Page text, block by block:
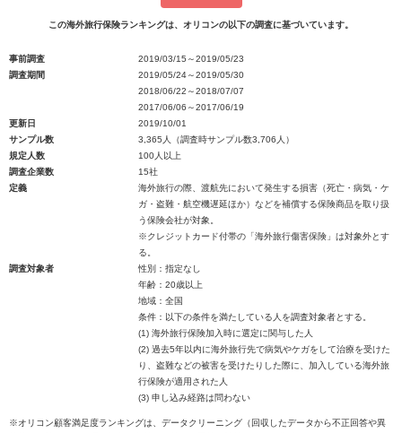
この海外旅行保険ランキングは、オリコンの以下の調査に基づいています。
事前調査
2019/03/15～2019/05/23
調査期間
2019/05/24～2019/05/30
2018/06/22～2018/07/07
2017/06/06～2017/06/19
更新日
2019/10/01
サンプル数
3,365人（調査時サンプル数3,706人）
規定人数
100人以上
調査企業数
15社
定義
海外旅行の際、渡航先において発生する損害（死亡・病気・ケ
ガ・盗難・航空機遅延ほか）などを補償する保険商品を取り扱
う保険会社が対象。
※クレジットカード付帯の「海外旅行傷害保険」は対象外とす
る。
調査対象者
性別：指定なし
年齢：20歳以上
地域：全国
条件：以下の条件を満たしている人を調査対象者とする。
(1) 海外旅行保険加入時に選定に関与した人
(2) 過去5年以内に海外旅行先で病気やケガをして治療を受けた
り、盗難などの被害を受けたりした際に、加入している海外旅
行保険が適用された人
(3) 申し込み経路は問わない
※オリコン顧客満足度ランキングは、データクリーニング（回収したデータから不正回答や異